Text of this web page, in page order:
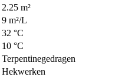
2.25 m²
9 m²/L
32 °C
10 °C
Terpentinegedragen
Hekwerken